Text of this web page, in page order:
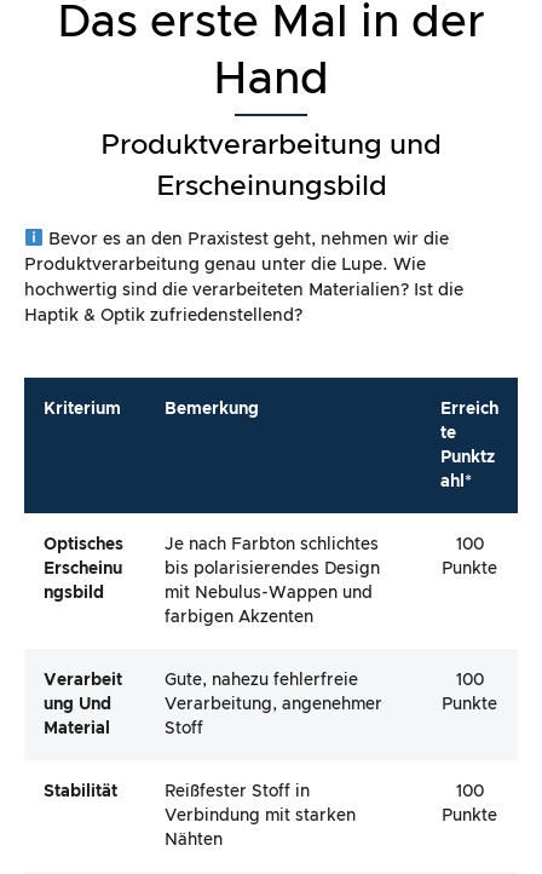
Das erste Mal in der
Hand
Produktverarbeitung und
Erscheinungsbild
Bevor es an den Praxistest geht, nehmen wir die
Produktverarbeitung genau unter die Lupe. Wie
hochwertig sind die verarbeiteten Materialien? Ist die
Haptik & Optik zufriedenstellend?
Kriterium Bemerkung
Erreich
te
Punktz
ahl*
Optisches
Erscheinu
Ngsbild
Je nach Farbton schlichtes
bis polarisierendes Design
mit Nebulus-Wappen und
farbigen Akzenten
100
Punkte
Verarbeit
Ung Und
Material
Gute, nahezu fehlerfreie
Verarbeitung, angenehmer
Stoff
100
Punkte
Stabilität
Reißfester Stoff in
Verbindung mit starken
Nähten
100
Punkte